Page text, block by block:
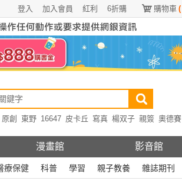
購物車 (
6折購
紅利
加入會員
登入
原創 東野 16647 皮卡丘 寫真 楊双子 親簽 奧德賽
漫畫館 影音館
療保健 科普 學習 親子教養 雜誌期刊